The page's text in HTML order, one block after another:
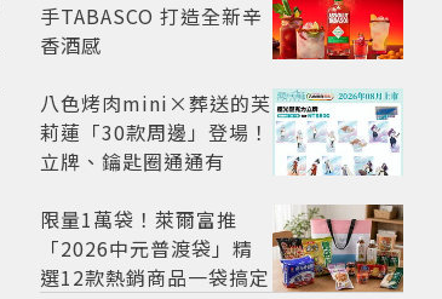
手TABASCO 打造全新辛
香酒感
八色烤肉mini×葬送的芙
莉蓮「30款周邊」登場！
立牌、鑰匙圈通通有
限量1萬袋！萊爾富推
「2026中元普渡袋」精
選12款熱銷商品一袋搞定